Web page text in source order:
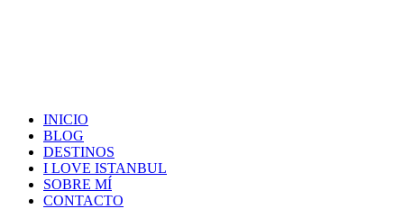
INICIO
BLOG
DESTINOS
I LOVE ISTANBUL
SOBRE MÍ
CONTACTO